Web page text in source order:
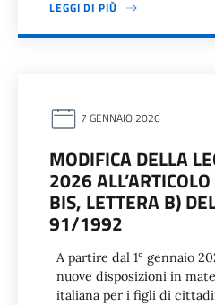
LEGGI DI PIÙ
7 GENNAIO 2026
MODIFICA DELLA
2026
BIS, LETTERA B)
91/1992
A partire dal 1° gennaio
nuove disposizioni in
italiana per i figli di